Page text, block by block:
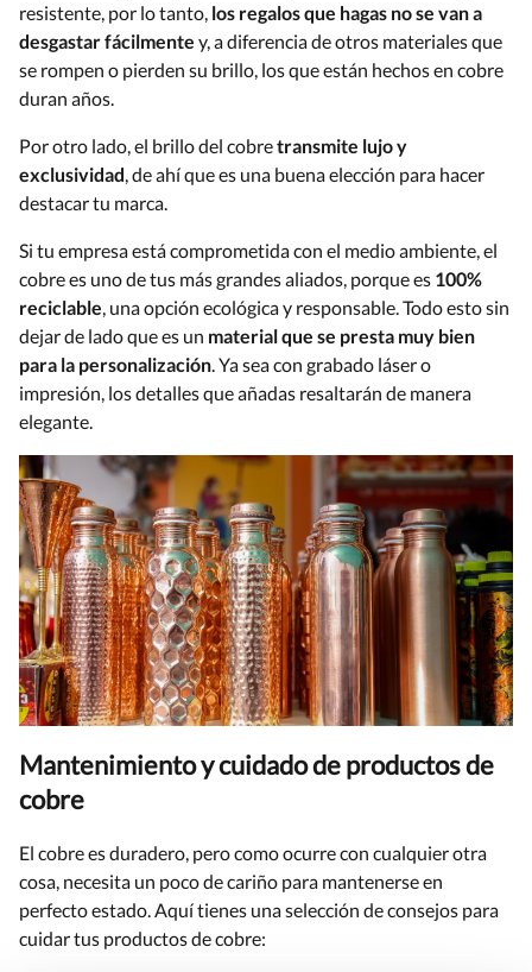
resistente, por lo tanto, los regalos que hagas no se van a
desgastar fácilmente y, a diferencia de otros materiales que
se rompen o pierden su brillo, los que están hechos en cobre
duran años.
Por otro lado, el brillo del cobretransmite lujo y
exclusividad, de ahí que es una buena elección para hacer
destacar tu marca.
Si tu empresa está comprometida con el medio ambiente, el
cobre es uno de tus más grandes aliados, porque es 100%
reciclable, una opción ecológica y responsable. Todo esto sin
dejar de lado que es un material que se presta muy bien
para la personalización. Ya sea con grabado láser o
impresión, los detalles que añadas resaltarán de manera
elegante.
Mantenimiento y cuidado de productos de
cobre
El cobre es duradero, pero como ocurre con cualquier otra
cosa, necesita un poco de cariño para mantenerse en
perfecto estado. Aquí tienes una selección de consejos para
cuidar tus productos de cobre: